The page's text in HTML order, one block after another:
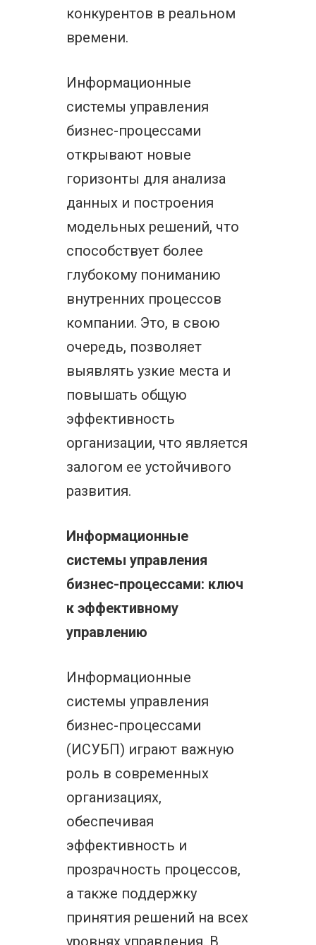
конкурентов в реальном
времени.
Информационные
системы управления
бизнес-процессами
открывают новые
горизонты для анализа
данных и построения
модельных решений, что
способствует более
глубокому пониманию
внутренних процессов
компании. Это, в свою
очередь, позволяет
выявлять узкие места и
повышать общую
эффективность
организации, что является
залогом ее устойчивого
развития.
Информационные
системы управления
бизнес-процессами: ключ
к эффективному
управлению
Информационные
системы управления
бизнес-процессами
(ИСУБП) играют важную
роль в современных
организациях,
обеспечивая
эффективность и
прозрачность процессов,
а также поддержку
принятия решений на всех
уровнях управления. В